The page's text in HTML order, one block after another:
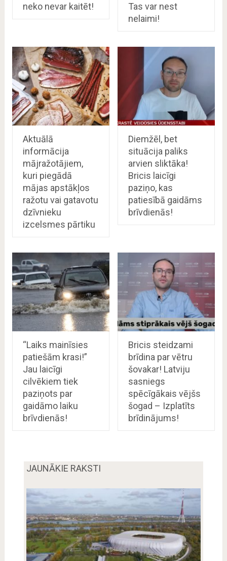
neko nevar kaitēt!
Tas var nest
nelaimi!
Aktuālā
informācija
mājražotājiem,
kuri piegādā
mājas apstākļos
ražotu vai gatavotu
dzīvnieku
izcelsmes pārtiku
Diemžēl, bet
situācija paliks
arvien sliktāka!
Bricis laicīgi
paziņo, kas
patiesībā gaidāms
brīvdienās!
“Laiks mainīsies
patiešām krasi!”
Jau laicīgi
cilvēkiem tiek
paziņots par
gaidāmo laiku
brīvdienās!
Bricis steidzami
brīdina par vētru
šovakar! Latviju
sasniegs
spēcīgākais vējšs
šogad – Izplatīts
brīdinājums!
JAUNĀKIE RAKSTI